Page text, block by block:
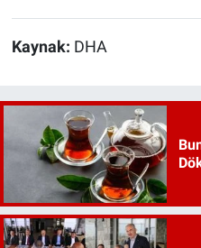
Kaynak: DHA